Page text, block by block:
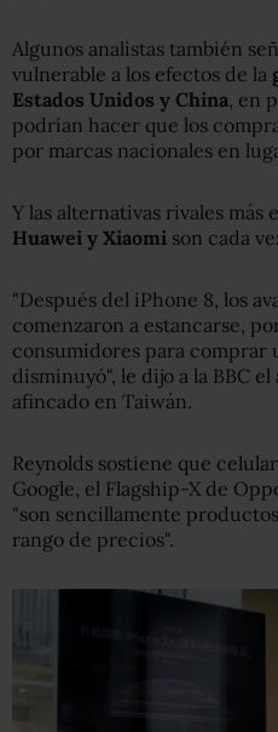
Algunos analistas también
vulnerable a los efectos de la
Estados Unidos y China , en
podrían hacer que los
por marcas nacionales en
Y las alternativas rivales más
Huawei y Xiaomi son cada
"Después del iPhone 8, los
comenzaron a estancarse,
consumidores para comprar
disminuyó", le dijo a la BBC el
afincado en Taiwán.
Reynolds sostiene que
Google, el Flagship-X de
"son sencillamente
rango de precios".